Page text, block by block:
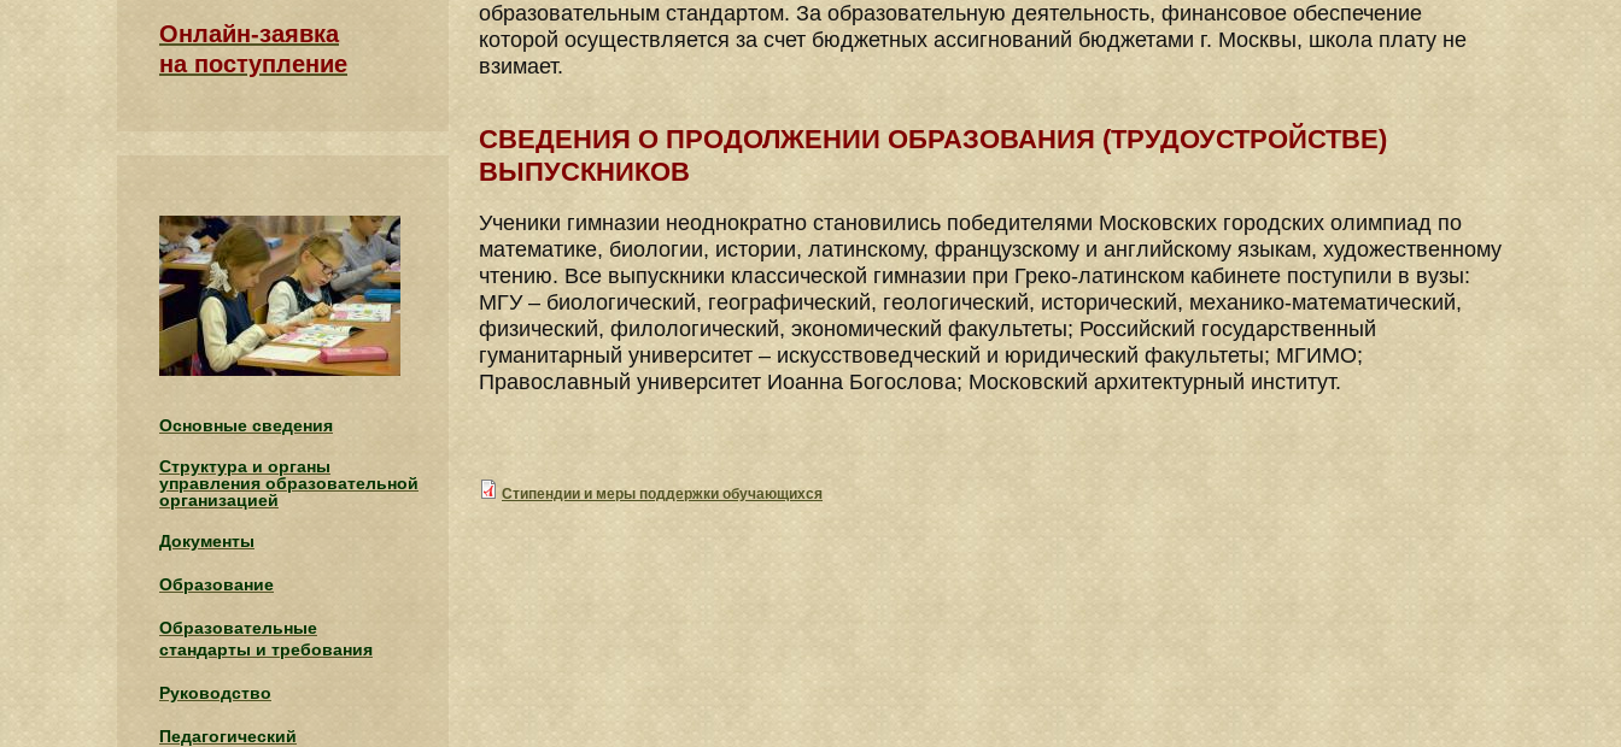
образовательным стандартом. За образовательную деятельность, финансовое обеспечение
которой осуществляется за счет бюджетных ассигнований бюджетами г. Москвы, школа плату не
взимает.
СВЕДЕНИЯ О ПРОДОЛЖЕНИИ ОБРАЗОВАНИЯ (ТРУДОУСТРОЙСТВЕ)
ВЫПУСКНИКОВ
Ученики гимназии неоднократно становились победителями Московских городских олимпиад по
математике, биологии, истории, латинскому, французскому и английскому языкам, художественному
чтению. Все выпускники классической гимназии при Греко-латинском кабинете поступили в вузы:
МГУ – биологический, географический, геологический, исторический, механико-математический,
физический, филологический, экономический факультеты; Российский государственный
гуманитарный университет – искусствоведческий и юридический факультеты; МГИМО;
Православный университет Иоанна Богослова; Московский архитектурный институт.
Стипендии и меры поддержки обучающихся
Онлайн-заявка
на поступление
Основные сведения
Структура и органы
управления образовательной
организацией
Документы
Образование
Образовательные
стандарты и требования
Руководство
Педагогический